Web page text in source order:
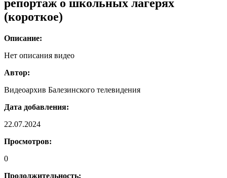
репортаж о школьных лагерях
(короткое)
Описание:
Нет описания видео
Автор:
Видеоархив Балезинского телевидения
Дата добавления:
22.07.2024
Просмотров:
0
Продолжительность: